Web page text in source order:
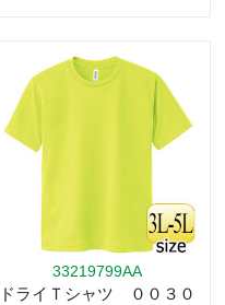
33219799AA
ドライＴシャツ ００３０